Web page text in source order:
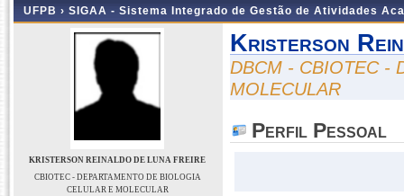
UFPB › SIGAA - Sistema Integrado de Gestão de Atividades
KRISTERSON REINALDO DE LUNA FREIRE
CBIOTEC - DEPARTAMENTO DE BIOLOGIA
CELULAR E MOLECULAR
Kristerson
DBCM - CBIOTEC -
MOLECULAR
Perfil Pessoal